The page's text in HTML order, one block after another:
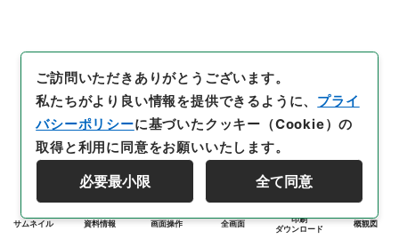
サムネイル 資料情報 画面操作 全画面
印刷
ダウンロード
概観図
ご訪問いただきありがとうございます。
私たちがより良い情報を提供できるように、 プライ
バシーポリシーに基づいたクッキー（Cookie）の
取得と利用に同意をお願いいたします。
必要最小限 全て同意